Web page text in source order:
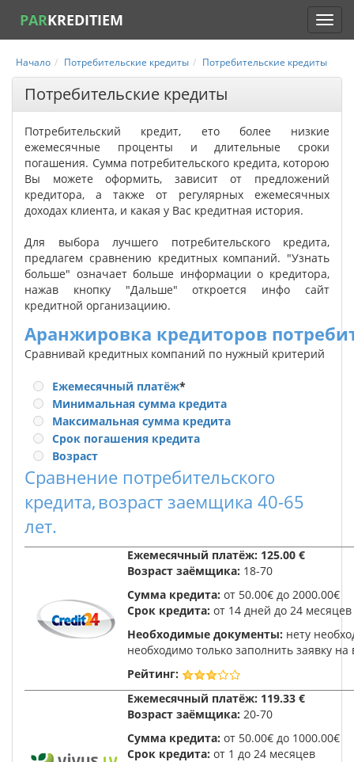
PARKREDITIEM
Начало Потребительские кредиты Потребительские кредиты
Потребительские кредиты
Потребительский кредит, ето более низкие
ежемесячные проценты и длительные сроки
погашения. Сумма потребительского кредита, которою
Вы можете оформить, зависит от предложений
кредитора, а также от регулярных ежемесячных
доходах клиента, и какая у Вас кредитная история.
Для выбора лучшего потребительского кредита,
предлагем сравнению кредитных компаний. "Узнать
больше" означает больше информации о кредитора,
нажав кнопку "Дальше" откроется инфо сайт
кредитной организациию.
Аранжировка кредиторов
Сравнивай кредитных компаний по нужный критерий
Ежемесячный платёж*
Минимальная сумма кредита
Максимальная сумма кредита
Срок погашения кредита
Возраст
Сравнение потребительского
кредита, возраст заемщика 40-65
лет.
Ежемесячный платёж: 125.00 €
Возраст заёмщика: 18-70
Сумма кредита: от 50.00€ до 2000.00€
Срок кредита: от 14 дней до 24 месяцев
Необходимые документы: нету
необходимо только заполнить заявку на
Рейтинг:
Ежемесячный платёж: 119.33 €
Возраст заёмщика: 20-70
Сумма кредита: от 50.00€ до 1000.00€
Срок кредита: от 1 до 24 месяцев